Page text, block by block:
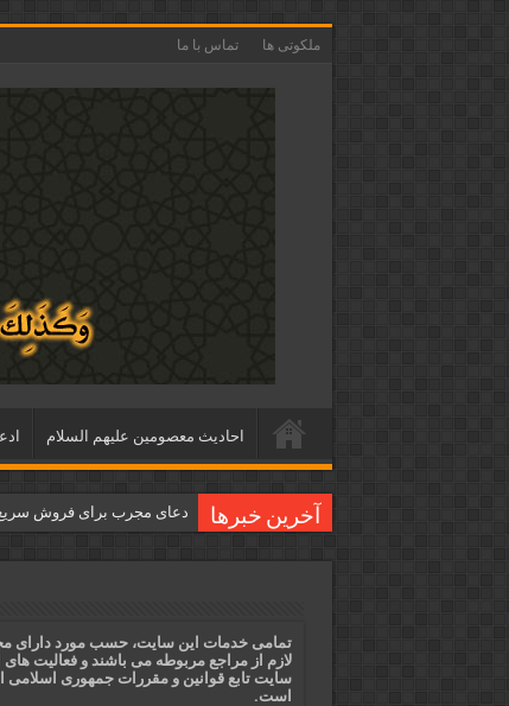
ملکوتی ها تماس با ما
احاديث معصومين عليهم السلام
آخرین خبرها دعای مجرب برای فروش سریع
آیات قرآنی برای استجابت
قویترین ذکر استجابت دعا
تمامی خدمات این سایت، حسب مورد دارای
لازم از مراجع مربوطه می باشند و فعالیت های
سایت تابع قوانین و مقررات جمهوری اسلامی
است.